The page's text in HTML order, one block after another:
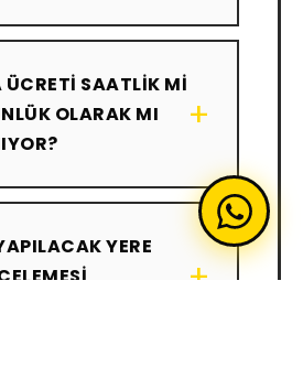
SAATLIK MI
OLARAK MI
+
YERE
+